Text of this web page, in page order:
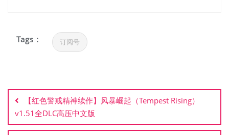
Tags : 订阅号
章
导
航
【红色警戒精神续作】风暴崛起（Tempest Rising）
v1.51全DLC高压中文版